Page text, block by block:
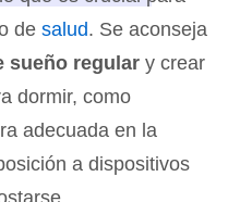
de salud. Se aconseja
sueño regular y crear
dormir, como
adecuada en la
a dispositivos